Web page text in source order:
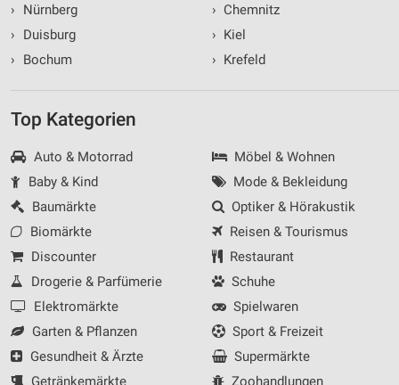
›
Nürnberg
›
Duisburg
›
Bochum
› Chemnitz
› Kiel
› Krefeld
Top Kategorien
Auto & Motorrad
Baby & Kind
Baumärkte
Biomärkte
Discounter
Drogerie & Parfümerie
Elektromärkte
Garten & Pflanzen
Gesundheit & Ärzte
Getränkemärkte
Möbel & Wohnen
Mode & Bekleidung
Optiker & Hörakustik
Reisen & Tourismus
Restaurant
Schuhe
Spielwaren
Sport & Freizeit
Supermärkte
Zoohandlungen